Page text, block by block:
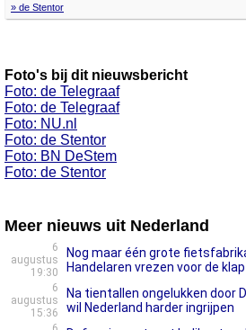
» de Stentor
Foto's bij dit nieuwsbericht
Foto: de Telegraaf
Foto: de Telegraaf
Foto: NU.nl
Foto: de Stentor
Foto: BN DeStem
Foto: de Stentor
Meer nieuws uit Nederland
6
augustus
19:30
Nog maar één grote
Handelaren vrezen voor de klap
6
augustus
15:36
Na tientallen ongelukken door
wil Nederland harder ingrijpen